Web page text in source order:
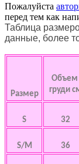
Пожалуйста
перед тем как
Таблица
данные, более
Размер
Объем
груди
S 32
S/M 36